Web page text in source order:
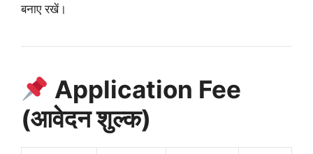
बनाए रखें।
Application Fee
(आवेदन शुल्क)